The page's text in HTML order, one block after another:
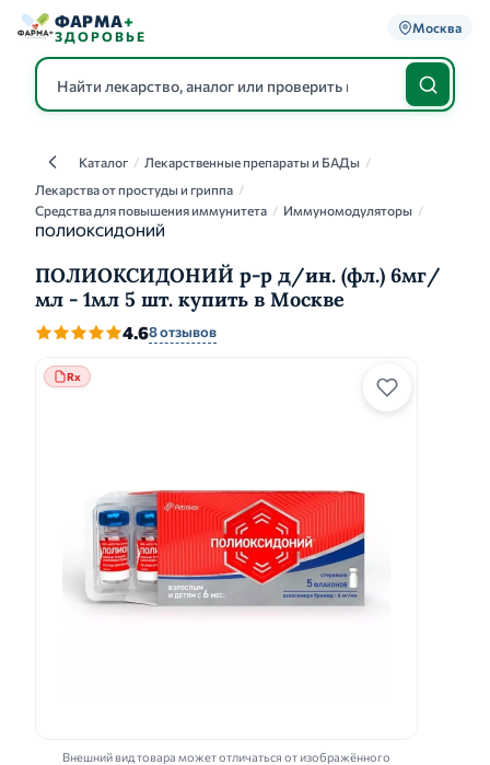
ФАРМА+
ЗДОРОВЬЕ
Москва
КаталогКаталог / Лекарственные препараты и БАДы /
Лекарства от простуды и гриппа /
Средства для повышения иммунитета / Иммуномодуляторы /
ПОЛИОКСИДОНИЙ
ПОЛИОКСИДОНИЙ р-р д/ин. (фл.) 6мг/
мл - 1мл 5 шт. купить в Москве
4.68 отзывов
Rx
Внешний вид товара может отличаться от изображённого